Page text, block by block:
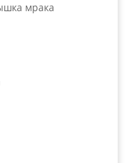
мрака